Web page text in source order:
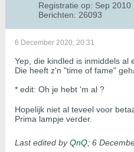
Registratie op: Sep 2010
Berichten: 26093
6 December 2020, 20:31
Yep, die kindled is inmiddels al
Die heeft z'n "time of fame"
* edit: Oh je hebt 'm al ?
Hopelijk niet al teveel voor
Prima lampje verder.
Last edited byQnQ; 6